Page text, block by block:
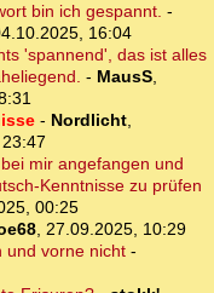
bin ich gespannt. -
16:04
'spannend', das ist alles
- MausS,
- Nordlicht,
mir angefangen und
Kenntnisse zu prüfen
00:25
, 27.09.2025, 10:29
und vorne nicht-